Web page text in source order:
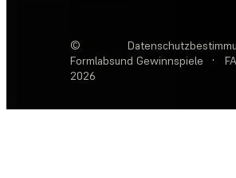
©
Formlabs
2026
und Gewinnspiele
·